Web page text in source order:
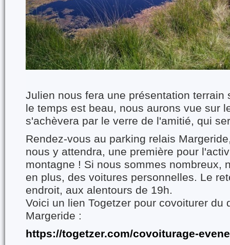
Julien nous fera une présentation terrain
le temps est beau, nous aurons vue sur
s'achèvera par le verre de l'amitié, qui
Rendez-vous au parking relais
nous y attendra, une première pour
montagne ! Si nous sommes nombreux,
en plus, des voitures personnelles. Le
endroit, aux alentours de 19h.
Voici un lien Togetzer pour covoiturer du
Margeride :
https://togetzer.com/covoiturage-